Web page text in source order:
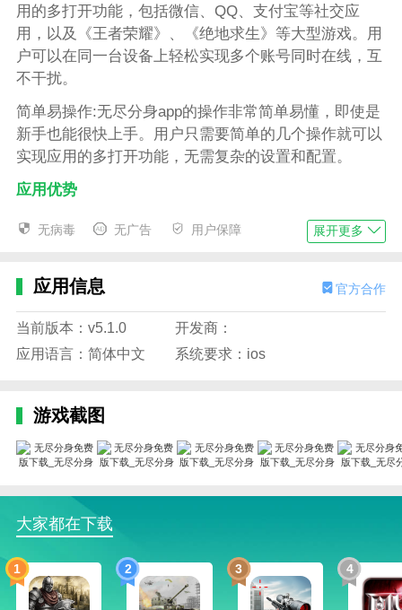
用的多打开功能，包括微信、QQ、支付宝等社交应
用，以及《王者荣耀》、《绝地求生》等大型游戏。用
户可以在同一台设备上轻松实现多个账号同时在线，互
不干扰。
简单易操作:无尽分身app的操作非常简单易懂，即使是
新手也能很快上手。用户只需要简单的几个操作就可以
实现应用的多打开功能，无需复杂的设置和配置。
应用优势
-创新的多虚拟身份功能，允许用户为不同目的创建和
管理多个帐户
-高安全性可以保护用户的私人信息，最大限度地降低
个人数据泄露的风险
-人性化的界面设计，方便快捷的切换不同身份和管理
账户信息
作效率
-大大减少用户账号的混乱，带给用户更智能的数字生
活体验
应用特征
1。创新技术:无尽分身App采用先进的虚拟化技术，实
性和流畅性，也给用户带来了更丰富的体验。同时，
App也在不断更新迭代，推出更多创新功能，满足用户
无病毒 无广告 用户保障 展开更多
应用信息 官方合作
当前版本：v5.1.0
开发商：
应用语言：简体中文
系统要求：ios
游戏截图
大家都在下载
1 2 3 4